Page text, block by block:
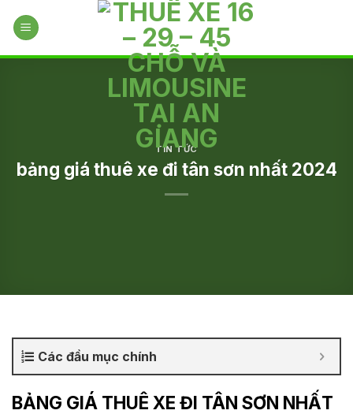
TIN TỨC
bảng giá thuê xe đi tân sơn nhất 2024
Các đầu mục chính
BẢNG GIÁ THUÊ XE ĐI TÂN SƠN NHẤT